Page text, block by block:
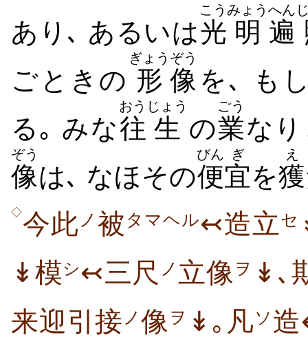
あり､ あるいは光
こう
明
みょう
遍
へん
ごときの 形
ぎょう
像
ぞう
を､ も
る｡ みな往
おう
生
じょう
の業
ごう
な
像
ぞう
は､ なほその便
びん
宜
ぎ
を獲
え
◇今此 ノ 被 タマヘル↢造立セ
↡模シ↢三尺 ノ 立像ヲ ↡､
来迎引接 ノ 像ヲ ↡｡凡ソ